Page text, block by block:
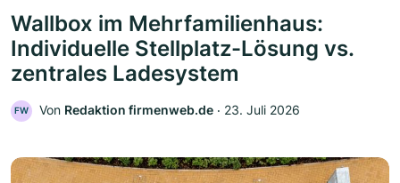
Wallbox im Mehrfamilienhaus:
Individuelle Stellplatz-Lösung vs.
zentrales Ladesystem
FW Von Redaktion firmenweb.de ‧ 23. Juli 2026